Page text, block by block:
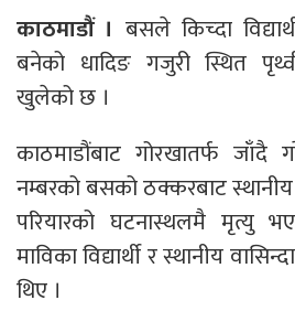
काठमाडौं । बसले किच्दा
बनेको धादिङ गजुरी स्थित
खुलेको छ ।
काठमाडौंबाट गोरखातर्फ
नम्बरको बसको ठक्करबाट
परियारको घटनास्थलमै मृत्यु
माविका विद्यार्थी र स्थानीय
थिए ।